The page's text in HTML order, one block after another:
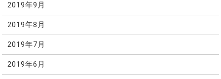
2019年9月
2019年8月
2019年7月
2019年6月